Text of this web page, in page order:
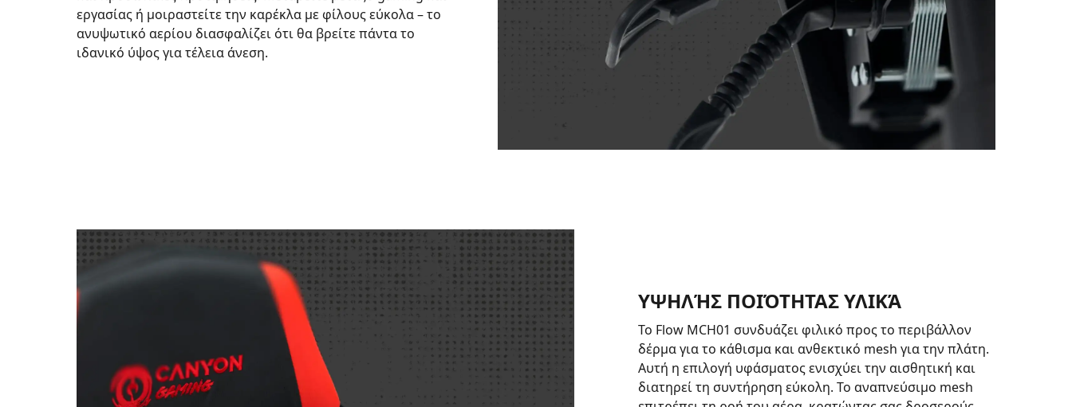
εργασίας ή μοιραστείτε την καρέκλα με φίλους εύκολα – το
ανυψωτικό αερίου διασφαλίζει ότι θα βρείτε πάντα το
ιδανικό ύψος για τέλεια άνεση.
ΥΨΗΛΉΣ ΠΟΙΌΤΗΤΑΣ ΥΛΙΚΆ
Το Flow MCH01 συνδυάζει φιλικό προς το περιβάλλον
δέρμα για το κάθισμα και ανθεκτικό mesh για την πλάτη.
Αυτή η επιλογή υφάσματος ενισχύει την αισθητική και
διατηρεί τη συντήρηση εύκολη. Το αναπνεύσιμο mesh